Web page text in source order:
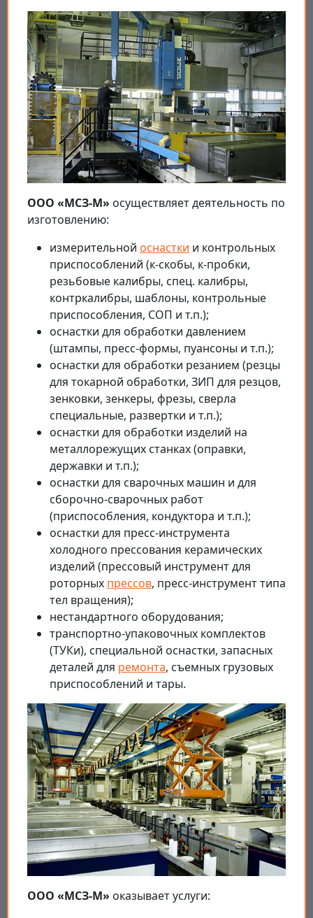
ООО «МСЗ-М» осуществляет деятельность по
изготовлению:
измерительной оснастки и контрольных
приспособлений (к-скобы, к-пробки,
резьбовые калибры, спец. калибры,
контркалибры, шаблоны, контрольные
приспособления, СОП и т.п.);
оснастки для обработки давлением
(штампы, пресс-формы, пуансоны и т.п.);
оснастки для обработки резанием (резцы
для токарной обработки, ЗИП для резцов,
зенковки, зенкеры, фрезы, сверла
специальные, развертки и т.п.);
оснастки для обработки изделий на
металлорежущих станках (оправки,
державки и т.п.);
оснастки для сварочных машин и для
сборочно-сварочных работ
(приспособления, кондуктора и т.п.);
оснастки для пресс-инструмента
холодного прессования керамических
изделий (прессовый инструмент для
роторных прессов, пресс-инструмент типа
тел вращения);
нестандартного оборудования;
транспортно-упаковочных комплектов
(ТУКи), специальной оснастки, запасных
деталей для ремонта, съемных грузовых
приспособлений и тары.
ООО «МСЗ-М» оказывает услуги: